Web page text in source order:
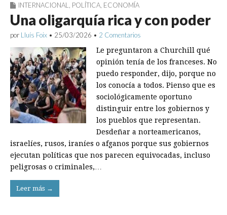
INTERNACIONAL POLÍTICA ECONOMÍA
Una oligarquía rica y con poder
por Lluís Foix • 25/03/2026 • 2 Comentarios
Le preguntaron a Churchill qué
opinión tenía de los franceses. No
puedo responder, dijo, porque no
los conocía a todos. Pienso que es
sociológicamente oportuno
distinguir entre los gobiernos y
los pueblos que representan.
Desdeñar a norteamericanos,
israelíes, rusos, iraníes o afganos porque sus gobiernos
ejecutan políticas que nos parecen equivocadas, incluso
peligrosas o criminales,…
Leer más →